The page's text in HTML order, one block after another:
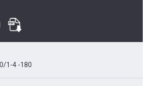
1-4 -180